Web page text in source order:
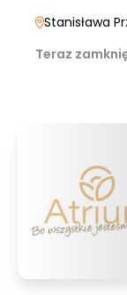
Stanisława
Teraz